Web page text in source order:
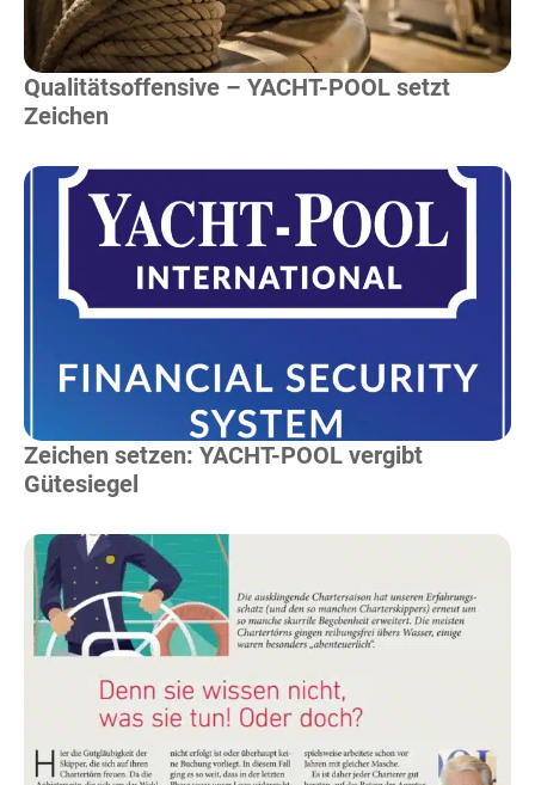
Qualitätsoffensive – YACHT-POOL setzt
Zeichen
Mehr Lesen
Zeichen setzen: YACHT-POOL vergibt
Gütesiegel